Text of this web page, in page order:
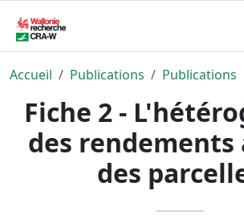
Accueil Publications Publications
Fiche 2 -
des rendements
des